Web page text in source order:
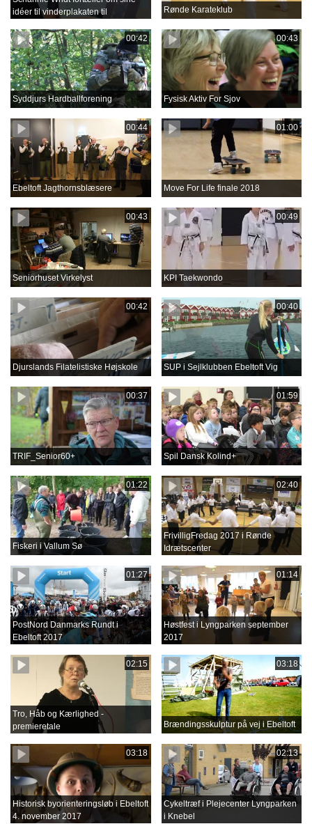
idéer til vinderplakaten til
Rønde Karateklub
00:42
Syddjurs Hardballforening
00:43
Fysisk Aktiv For Sjov
00:44
Ebeltoft Jagthornsblæsere
01:00
Move For Life finale 2018
00:43
Seniorhuset Virkelyst
00:49
KPI Taekwondo
00:42
Djurslands Filatelistiske Højskole
00:40
SUP i Sejlklubben Ebeltoft Vig
00:37
TRIF_Senior60+
01:59
Spil Dansk Kolind+
01:22
Fiskeri i Vallum Sø
02:40
FrivilligFredag 2017 i Rønde
Idrætscenter
01:27
PostNord Danmarks Rundt i
Ebeltoft 2017
01:14
Høstfest i Lyngparken september
2017
02:15
Tro, Håb og Kærlighed -
premieretale
03:18
Brændingsskulptur på vej i Ebeltoft
03:18
Historisk byorienteringsløb i Ebeltoft
4. november 2017
02:13
Cykeltræf i Plejecenter Lyngparken
i Knebel